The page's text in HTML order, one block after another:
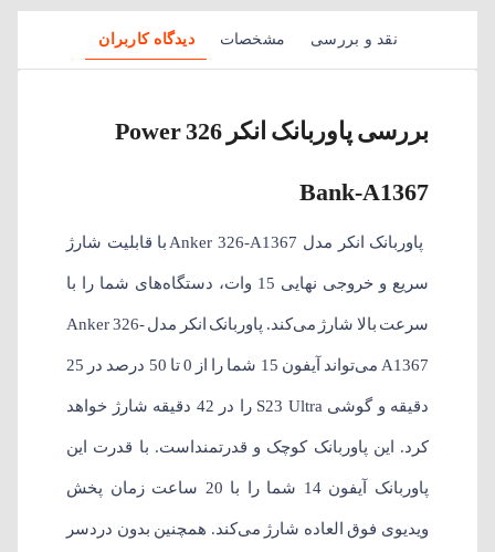
نقد و بررسی مشخصات دیدگاه کاربران
بررسی پاوربانک انکر 326 Power
Bank-A1367
پاوربانک انکر مدل Anker 326-A1367 با قابلیت شارژ
سریع و خروجی نهایی 15 وات، دستگاه‌های شما را با
سرعت بالا شارژ می‌کند. پاوربانک انکر مدل Anker 326-
A1367 می‌تواند آیفون 15 شما را از 0 تا 50 درصد در 25
دقیقه و گوشی S23 Ultra را در 42 دقیقه شارژ خواهد
کرد. این پاوربانک کوچک و قدرتمنداست. با قدرت این
پاوربانک آیفون 14 شما را با 20 ساعت زمان پخش
ویدیوی فوق العاده شارژ می‌کند. همچنین بدون دردسر